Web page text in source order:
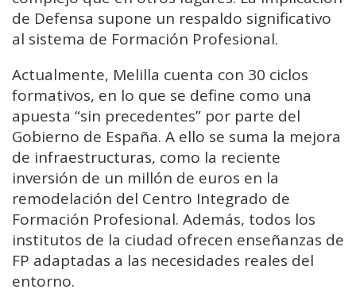
de Defensa supone un respaldo significativo
al sistema de Formación Profesional.
Actualmente, Melilla cuenta con 30 ciclos
formativos, en lo que se define como una
apuesta “sin precedentes” por parte del
Gobierno de España. A ello se suma la mejora
de infraestructuras, como la reciente
inversión de un millón de euros en la
remodelación del Centro Integrado de
Formación Profesional. Además, todos los
institutos de la ciudad ofrecen enseñanzas de
FP adaptadas a las necesidades reales del
entorno.